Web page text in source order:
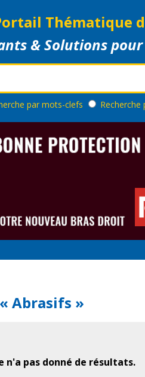
Thématique
& Solutions
par mots-clefs Recherche
Abrasifs »
n'a pas donné de résultats.